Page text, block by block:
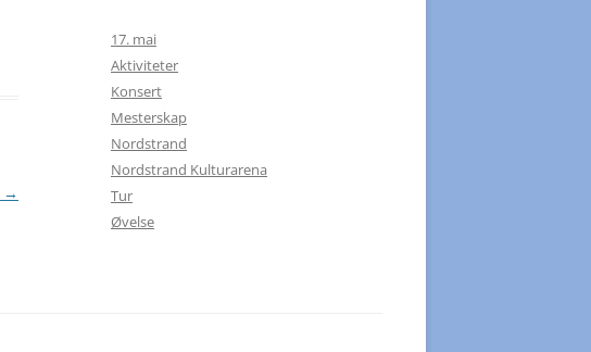
→
17. mai
Aktiviteter
Konsert
Mesterskap
Nordstrand
Nordstrand Kulturarena
Tur
Øvelse